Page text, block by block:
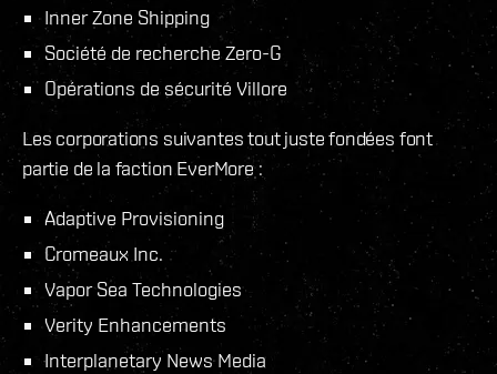
Inner Zone Shipping
Société de recherche Zero-G
Opérations de sécurité Villore
Les corporations suivantes tout juste fondées font
partie de la faction EverMore :
Adaptive Provisioning
Cromeaux Inc.
Vapor Sea Technologies
Verity Enhancements
Interplanetary News Media